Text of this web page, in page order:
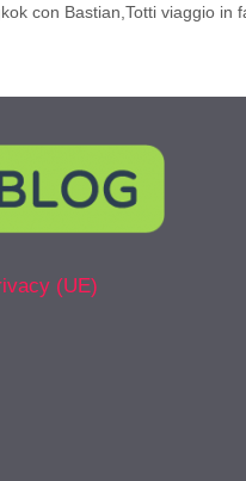
con Bastian,Totti viaggio in
(UE)